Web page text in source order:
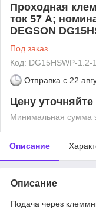
Проходная
ток 57 А;
DEGSON
Под заказ
Код: DG15HSWP-1.2-
Отправка с 22
Цену уточняйте
Минимальная сумма
Описание
Описание
Подача через